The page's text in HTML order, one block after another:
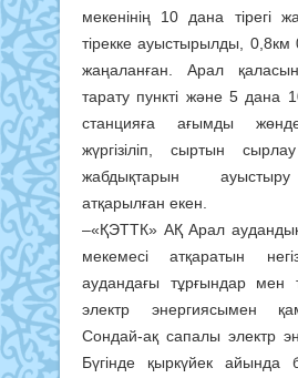
мекенінің 10 дана тірегі
тірекке ауыстырылды, 0,8км
жаңаланған. Арал
тарату пункті және 5 дана
станцияға ағымды
жүргізіліп, сыртын
жабдықтарын
атқарылған екен.
–«ҚЭТТК» АҚ Арал
мекемесі атқаратын
аудандағы тұрғындар мен
электр энергиясымен
Сондай-ақ сапалы электр
Бүгінде қыркүйек айында